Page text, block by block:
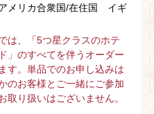
メリカ合衆国/在住国 イギ
は、「5つ星クラスのホテ
」のすべてを伴うオーダー
す。単品でのお申し込みは
のお客様とご一緒にご参加
取り扱いはございません。